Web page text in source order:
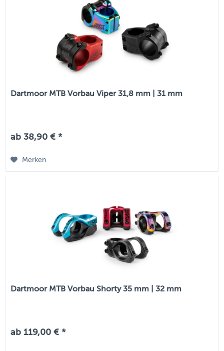
Dartmoor MTB Vorbau Viper 31,8 mm | 31 mm
ab 38,90 € *
Merken
Dartmoor MTB Vorbau Shorty 35 mm | 32 mm
ab 119,00 € *